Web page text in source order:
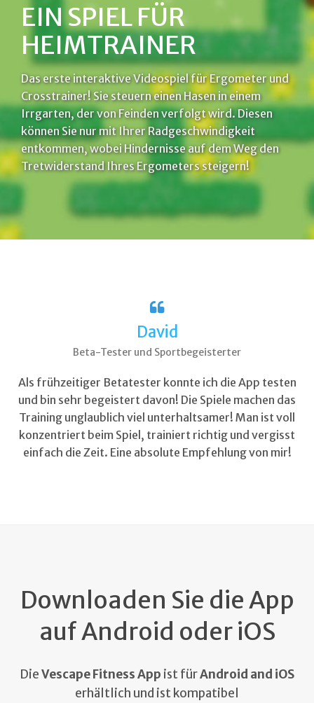
EIN SPIEL FÜR
HEIMTRAINER
Das erste interaktive Videospiel für Ergometer und
Crosstrainer! Sie steuern einen Hasen in einem
Irrgarten, der von Feinden verfolgt wird. Diesen
können Sie nur mit Ihrer Radgeschwindigkeit
entkommen, wobei Hindernisse auf dem Weg den
Tretwiderstand Ihres Ergometers steigern!
David
Beta-Tester und Sportbegeisterter
Als frühzeitiger Betatester konnte ich die App testen
und bin sehr begeistert davon! Die Spiele machen das
Training unglaublich viel unterhaltsamer! Man ist voll
konzentriert beim Spiel, trainiert richtig und vergisst
einfach die Zeit. Eine absolute Empfehlung von mir!
Downloaden Sie die App
auf Android oder iOS
DieVescape Fitness App ist fürAndroid and iOS
erhältlich und ist kompatibel